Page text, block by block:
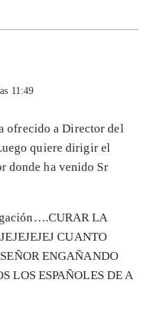
11:49
ofrecido a Director del
quiere dirigir el
donde ha venido Sr
LA
CUANTO
ENGAÑANDO
LOS ESPAÑOLES DE A